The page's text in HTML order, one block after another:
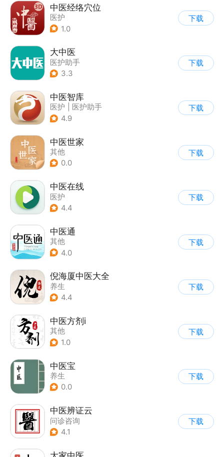
中医经络穴位
医护
1.0
下载
大中医
医护助手
3.3
下载
中医智库
医护
医护助手
4.9
下载
中医世家
其他
0.0
下载
中医在线
医护
4.4
下载
中医通
其他
4.0
下载
倪海厦中医大全
养生
4.4
下载
中医方剂i
其他
1.0
下载
中医宝
养生
0.0
下载
中医辨证云
问诊咨询
4.1
下载